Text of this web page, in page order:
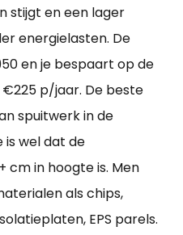
stijgt en een lager
energielasten. De
en je bespaart op de
p/jaar. De beste
spuitwerk in de
is wel dat de
cm in hoogte is. Men
als chips,
EPS parels.